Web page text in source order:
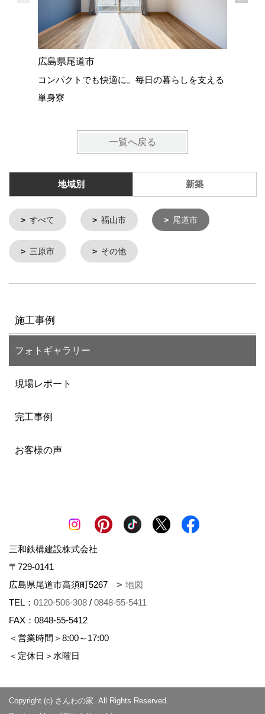
広島県尾道市
コンパクトでも快適に。毎日の暮らしを支える
単身寮
一覧へ戻る
地域別 新築
すべて 福山市 尾道市
三原市 その他
施工事例
フォトギャラリー
現場レポート
完工事例
お客様の声
三和鉄構建設株式会社
〒729-0141
広島県尾道市高須町5267
地図
TEL： 0120-506-308 / 0848-55-5411
FAX：0848-55-5412
＜営業時間＞8:00～17:00
＜定休日＞水曜日
Copyright (c) さんわの家. All Rights Reserved.